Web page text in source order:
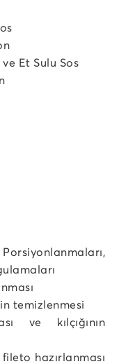
ve Et Sulu Sos
temizlenmesi
ve kılçığının
hazırlanması